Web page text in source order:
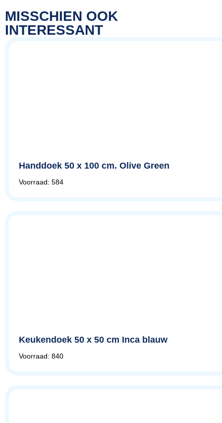
MISSCHIEN OOK
INTERESSANT
Handdoek 50 x 100 cm. Olive Green
Voorraad: 584
Keukendoek 50 x 50 cm Inca blauw
Voorraad: 840